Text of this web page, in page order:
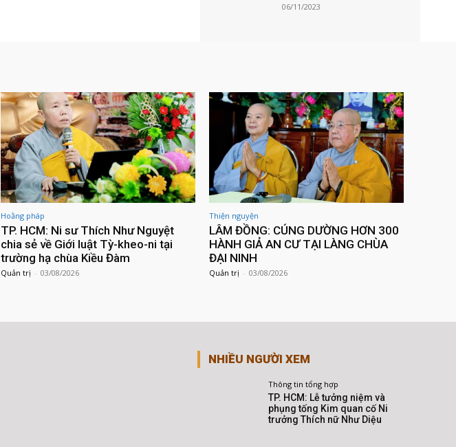
06/11/2023
Hoằng pháp
TP. HCM: Ni sư Thích Như Nguyệt
chia sẻ về Giới luật Tỳ-kheo-ni tại
trường hạ chùa Kiều Đàm
Quản trị - 03/08/2026
Thiện nguyện
LÂM ĐỒNG: CÚNG DƯỜNG HƠN 300
HÀNH GIẢ AN CƯ TẠI LÀNG CHÙA
ĐẠI NINH
Quản trị - 03/08/2026
NHIỀU NGƯỜI XEM
Thông tin tổng hợp
TP. HCM: Lễ tưởng niệm và
phụng tống Kim quan cố Ni
trưởng Thích nữ Như Diệu